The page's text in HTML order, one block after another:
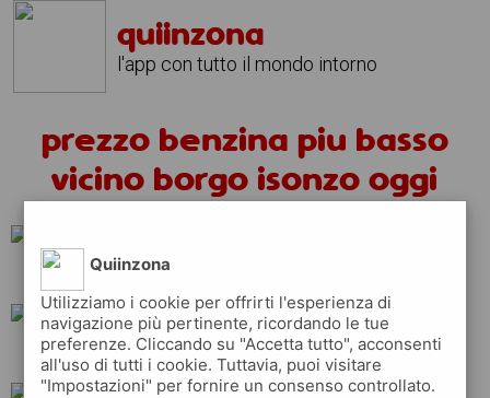
quiinzona
l'app con tutto il mondo intorno
prezzo benzina piu basso
vicino borgo isonzo oggi
tamoil
esso total shell
Quiinzona
Utilizziamo i cookie per offrirti l'esperienza di
navigazione più pertinente, ricordando le tue
preferenze. Cliccando su "Accetta tutto", acconsenti
all'uso di tutti i cookie. Tuttavia, puoi visitare
"Impostazioni" per fornire un consenso controllato.